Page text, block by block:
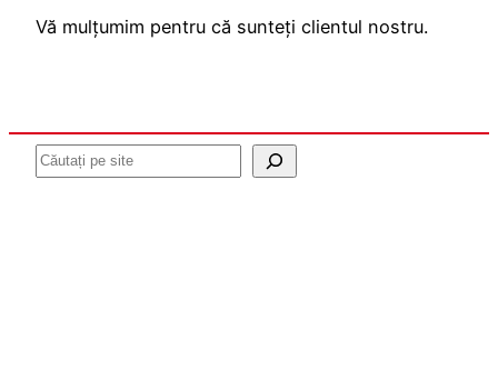
Vă mulțumim pentru că sunteți clientul nostru.
Caută